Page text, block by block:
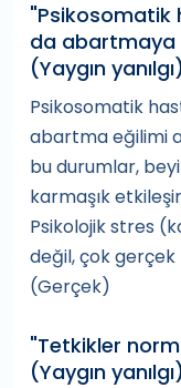
"Psikosomatik
da abartmaya
(Yaygın yanılgı)
Psikosomatik
abartma eğilimi
bu durumlar,
karmaşık
Psikolojik stres
değil, çok
(Gerçek)
"Tetkikler
(Yaygın yanılgı)